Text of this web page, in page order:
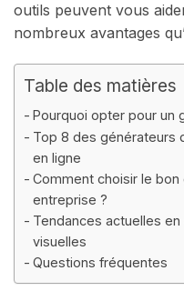
outils peuvent vous
nombreux avantages
Table des matières
Pourquoi opter pour un
Top 8 des générateurs
en ligne
Comment choisir le
entreprise ?
Tendances actuelles
visuelles
Questions fréquentes